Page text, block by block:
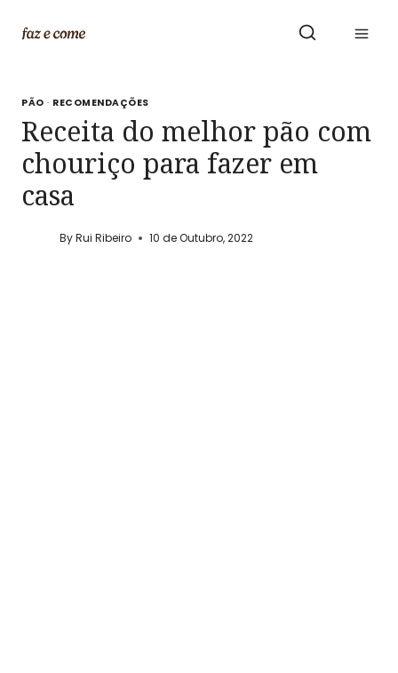
PÃO · RECOMENDAÇÕES
Receita do melhor pão com
chouriço para fazer em
casa
ByRui Ribeiro 10 de Outubro, 2022